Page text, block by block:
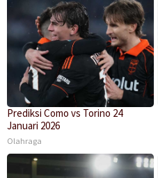
Prediksi Como vs Torino 24
Januari 2026
Olahraga